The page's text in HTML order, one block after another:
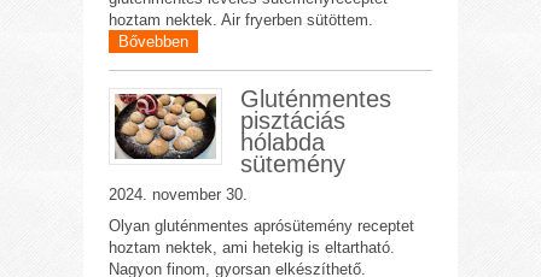
hoztam nektek. Air fryerben sütöttem.
Bővebben
Gluténmentes
pisztáciás
hólabda
sütemény
2024. november 30.
Olyan gluténmentes aprósütemény receptet
hoztam nektek, ami hetekig is eltartható.
Nagyon finom, gyorsan elkészíthető.